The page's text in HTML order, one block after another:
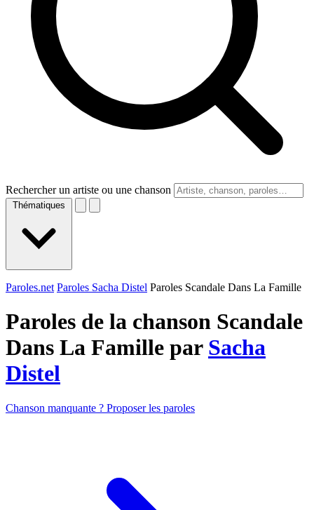
Rechercher un artiste ou une chanson
Thématiques
Paroles.net Paroles Sacha Distel Paroles Scandale Dans La Famille
Paroles de la chanson Scandale
Dans La Famille par Sacha
Distel
Chanson manquante ? Proposer les paroles